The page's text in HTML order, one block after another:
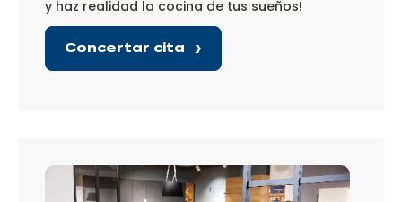
y haz realidad la cocina de tus sueños!
Concertar cita